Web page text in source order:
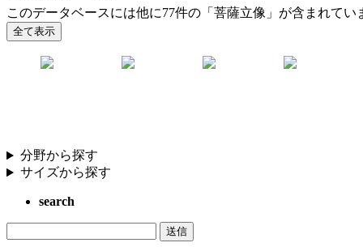
このデータベースには他に77件の「菩薩立像」が含まれてい
分野から探す
サイズから探す
search